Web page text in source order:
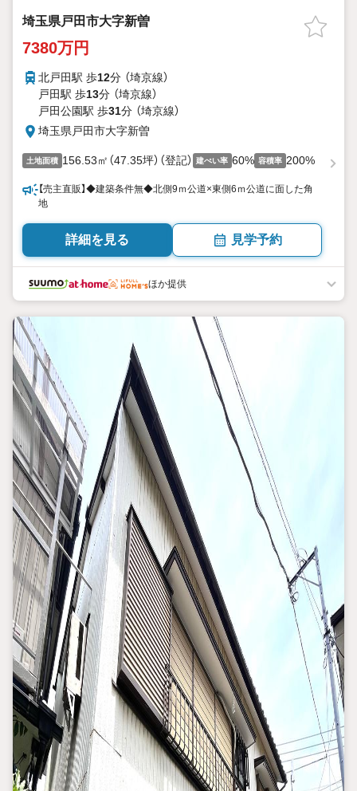
埼玉県戸田市大字新曽
7380万円
北戸田駅 歩12分 （埼京線）
戸田駅 歩13分 （埼京線）
戸田公園駅 歩31分 （埼京線）
埼玉県戸田市大字新曽
土地面積 156.53㎡（47.35坪）（登記） 建ぺい率 60% 容積率 200%
【売主直販】◆建築条件無◆北側9ｍ公道×東側6ｍ公道に面した角
地
詳細を見る 見学予約
ほか提供